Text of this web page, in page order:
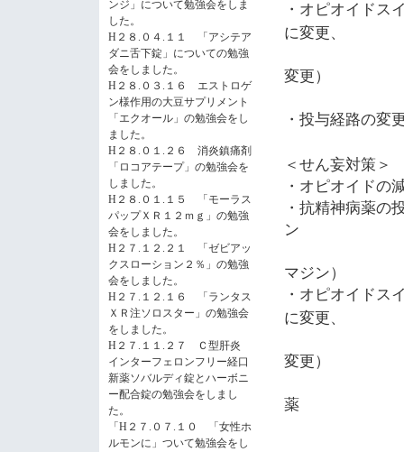
ンジ」について勉強会をしま
した。
H２８.０４.１１ 「アシテア
ダニ舌下錠」についての勉強
会をしました。
H２８.０３.１６ エストロゲ
ン様作用の大豆サプリメント
「エクオール」の勉強会をし
ました。
H２８.０１.２６ 消炎鎮痛剤
「ロコアテープ」の勉強会を
しました。
H２８.０１.１５ 「モーラス
パップＸＲ１２ｍｇ」の勉強
会をしました。
H２７.１２.２１ 「ゼビアッ
クスローション２％」の勉強
会をしました。
H２７.１２.１６ 「ランタス
ＸＲ注ソロスター」の勉強会
をしました。
H２７.１１.２７ Ｃ型肝炎
インターフェロンフリー経口
新薬ソバルディ錠とハーボニ
ー配合錠の勉強会をしまし
た。
「H２７.０７.１０ 「女性ホ
ルモンに」ついて勉強会をし
・オピオイドス
に変更、
変更）
・投与経路の変
＜せん妄対策＞
・オピオイドの
・抗精神病薬の
ン
マジン）
・オピオイドス
に変更、
変更）
薬